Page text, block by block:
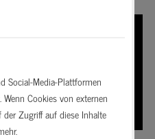
Social-Media-Plattformen
Cookies von externen
der Zugriff auf diese Inhalte
übermittelt und Cookies
gesetzt.
laden